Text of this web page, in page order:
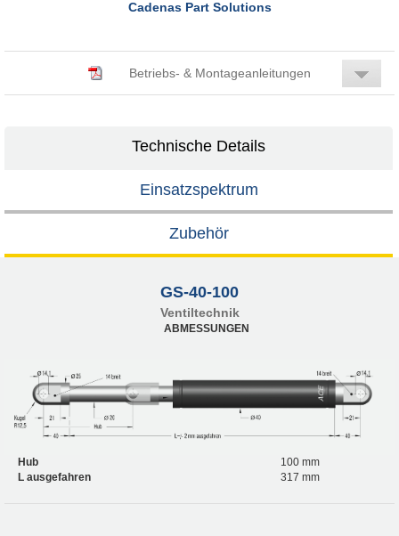
Cadenas Part Solutions
Betriebs- & Montageanleitungen
Technische Details
Einsatzspektrum
Zubehör
GS-40-100
Ventiltechnik
ABMESSUNGEN
Hub
100 mm
L ausgefahren
317 mm